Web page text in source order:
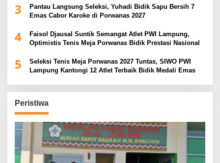
3
Pantau Langsung Seleksi, Yuhadi Bidik Sapu Bersih 7
Emas Cabor Karoke di Porwanas 2027
4
Faisol Djausal Suntik Semangat Atlet PWI Lampung,
Optimistis Tenis Meja Porwanas Bidik Prestasi Nasional
5
Seleksi Tenis Meja Porwanas 2027 Tuntas, SIWO PWI
Lampung Kantongi 12 Atlet Terbaik Bidik Medali Emas
Peristiwa